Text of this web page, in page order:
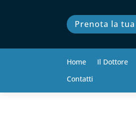
Prenota la
Home Il Dottore
Contatti